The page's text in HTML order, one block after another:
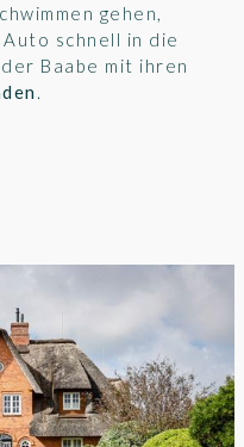
gehen,
schnell in die
Baabe mit ihren
.